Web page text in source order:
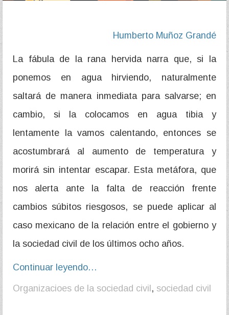
Humberto Muñoz Grandé
La fábula de la rana hervida narra que, si la
ponemos en agua hirviendo, naturalmente
saltará de manera inmediata para salvarse; en
cambio, si la colocamos en agua tibia y
lentamente la vamos calentando, entonces se
acostumbrará al aumento de temperatura y
morirá sin intentar escapar. Esta metáfora, que
nos alerta ante la falta de reacción frente
cambios súbitos riesgosos, se puede aplicar al
caso mexicano de la relación entre el gobierno y
la sociedad civil de los últimos ocho años.
Continuar leyendo…
Organizacioes de la sociedad civil, sociedad civil